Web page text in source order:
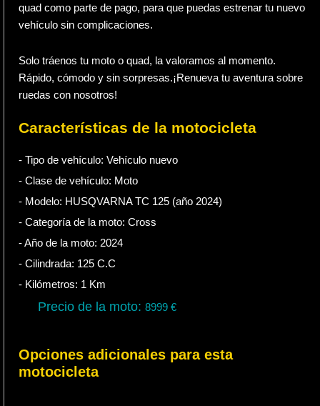
quad como parte de pago, para que puedas estrenar tu nuevo
vehículo sin complicaciones.
Solo tráenos tu moto o quad, la valoramos al momento.
Rápido, cómodo y sin sorpresas.¡Renueva tu aventura sobre
ruedas con nosotros!
Características de la motocicleta
- Tipo de vehículo: Vehículo nuevo
- Clase de vehículo: Moto
- Modelo: HUSQVARNA TC 125 (año 2024)
- Categoría de la moto: Cross
- Año de la moto: 2024
- Cilindrada: 125 C.C
- Kilómetros: 1 Km
Precio de la moto: 8999€
Opciones adicionales para esta
motocicleta